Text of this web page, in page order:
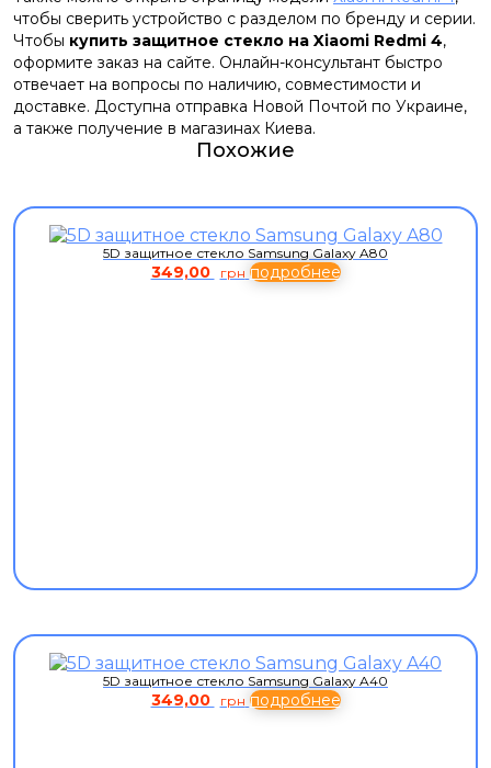
чтобы сверить устройство с разделом по бренду и серии.
Чтобы купить защитное стекло на Xiaomi Redmi 4,
оформите заказ на сайте. Онлайн-консультант быстро
отвечает на вопросы по наличию, совместимости и
доставке. Доступна отправка Новой Почтой по Украине,
а также получение в магазинах Киева.
Похожие
5D защитное стекло Samsung Galaxy A80
349,00 грн подробнее
5D защитное стекло Samsung Galaxy A40
349,00 грн подробнее